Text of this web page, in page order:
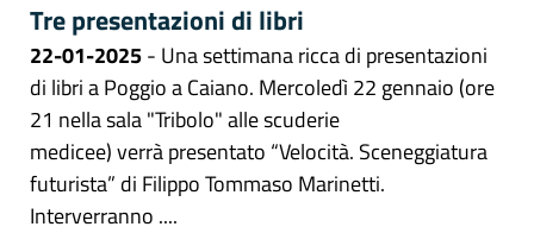
Tre presentazioni di libri
22-01-2025- Una settimana ricca di presentazioni
di libri a Poggio a Caiano. Mercoledì 22 gennaio (ore
21 nella sala "Tribolo" alle scuderie
medicee) verrà presentato “Velocità. Sceneggiatura
futurista” di Filippo Tommaso Marinetti.
Interverranno ....